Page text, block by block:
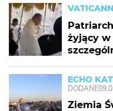
żyjący w
ECHO
DODANE
Ziemia